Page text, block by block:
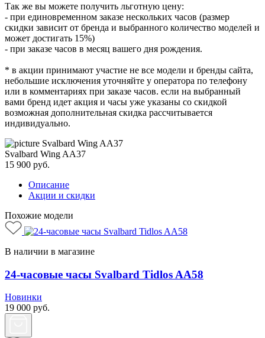
Так же вы можете получить льготную цену:
- при единовременном заказе нескольких часов (размер
скидки зависит от бренда и выбранного количество моделей и
может достигать 15%)
- при заказе часов в месяц вашего дня рождения.
* в акции принимают участие не все модели и бренды сайта,
небольшие исключения уточняйте у оператора по телефону
или в комментариях при заказе часов. если на выбранный
вами бренд идет акция и часы уже указаны со скидкой
возможная дополнительная скидка рассчитывается
индивидуально.
Svalbard Wing AA37
15 900 руб.
Описание
Акции и скидки
Похожие модели
В наличии в магазине
24-часовые часы Svalbard Tidlos AA58
Новинки
19 000 руб.